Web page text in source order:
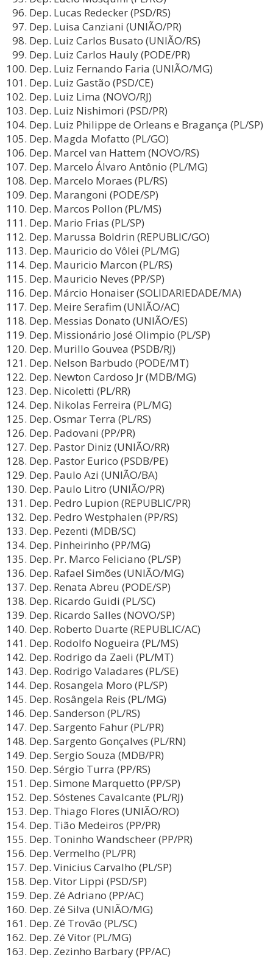
Dep. Lucas Redecker (PSD/RS)
Dep. Luisa Canziani (UNIÃO/PR)
Dep. Luiz Carlos Busato (UNIÃO/RS)
Dep. Luiz Carlos Hauly (PODE/PR)
Dep. Luiz Fernando Faria (UNIÃO/MG)
Dep. Luiz Gastão (PSD/CE)
Dep. Luiz Lima (NOVO/RJ)
Dep. Luiz Nishimori (PSD/PR)
Dep. Luiz Philippe de Orleans e Bragança (PL/SP)
Dep. Magda Mofatto (PL/GO)
Dep. Marcel van Hattem (NOVO/RS)
Dep. Marcelo Álvaro Antônio (PL/MG)
Dep. Marcelo Moraes (PL/RS)
Dep. Marangoni (PODE/SP)
Dep. Marcos Pollon (PL/MS)
Dep. Mario Frias (PL/SP)
Dep. Marussa Boldrin (REPUBLIC/GO)
Dep. Mauricio do Vôlei (PL/MG)
Dep. Mauricio Marcon (PL/RS)
Dep. Mauricio Neves (PP/SP)
Dep. Márcio Honaiser (SOLIDARIEDADE/MA)
Dep. Meire Serafim (UNIÃO/AC)
Dep. Messias Donato (UNIÃO/ES)
Dep. Missionário José Olimpio (PL/SP)
Dep. Murillo Gouvea (PSDB/RJ)
Dep. Nelson Barbudo (PODE/MT)
Dep. Newton Cardoso Jr (MDB/MG)
Dep. Nicoletti (PL/RR)
Dep. Nikolas Ferreira (PL/MG)
Dep. Osmar Terra (PL/RS)
Dep. Padovani (PP/PR)
Dep. Pastor Diniz (UNIÃO/RR)
Dep. Pastor Eurico (PSDB/PE)
Dep. Paulo Azi (UNIÃO/BA)
Dep. Paulo Litro (UNIÃO/PR)
Dep. Pedro Lupion (REPUBLIC/PR)
Dep. Pedro Westphalen (PP/RS)
Dep. Pezenti (MDB/SC)
Dep. Pinheirinho (PP/MG)
Dep. Pr. Marco Feliciano (PL/SP)
Dep. Rafael Simões (UNIÃO/MG)
Dep. Renata Abreu (PODE/SP)
Dep. Ricardo Guidi (PL/SC)
Dep. Ricardo Salles (NOVO/SP)
Dep. Roberto Duarte (REPUBLIC/AC)
Dep. Rodolfo Nogueira (PL/MS)
Dep. Rodrigo da Zaeli (PL/MT)
Dep. Rodrigo Valadares (PL/SE)
Dep. Rosangela Moro (PL/SP)
Dep. Rosângela Reis (PL/MG)
Dep. Sanderson (PL/RS)
Dep. Sargento Fahur (PL/PR)
Dep. Sargento Gonçalves (PL/RN)
Dep. Sergio Souza (MDB/PR)
Dep. Sérgio Turra (PP/RS)
Dep. Simone Marquetto (PP/SP)
Dep. Sóstenes Cavalcante (PL/RJ)
Dep. Thiago Flores (UNIÃO/RO)
Dep. Tião Medeiros (PP/PR)
Dep. Toninho Wandscheer (PP/PR)
Dep. Vermelho (PL/PR)
Dep. Vinicius Carvalho (PL/SP)
Dep. Vitor Lippi (PSD/SP)
Dep. Zé Adriano (PP/AC)
Dep. Zé Silva (UNIÃO/MG)
Dep. Zé Trovão (PL/SC)
Dep. Zé Vitor (PL/MG)
Dep. Zezinho Barbary (PP/AC)